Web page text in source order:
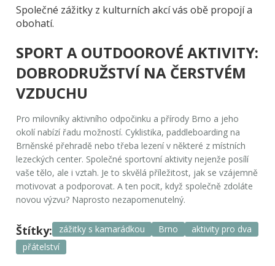
Společné zážitky z kulturních akcí vás obě propojí a
obohatí.
SPORT A OUTDOOROVÉ AKTIVITY:
DOBRODRUŽSTVÍ NA ČERSTVÉM
VZDUCHU
Pro milovníky aktivního odpočinku a přírody Brno a jeho
okolí nabízí řadu možností. Cyklistika, paddleboarding na
Brněnské přehradě nebo třeba lezení v některé z místních
lezeckých center. Společné sportovní aktivity nejenže posílí
vaše tělo, ale i vztah. Je to skvělá příležitost, jak se vzájemně
motivovat a podporovat. A ten pocit, když společně zdoláte
novou výzvu? Naprosto nezapomenutelný.
Štítky: zážitky s kamarádkou Brno
aktivity pro dva
přátelství